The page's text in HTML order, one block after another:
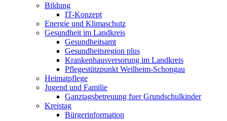
Bildung
IT-Konzept
Energie und Klimaschutz
Gesundheit im Landkreis
Gesundheitsamt
Gesundheitsregion plus
Krankenhausversorung im Landkreis
Pflegestützpunkt Weilheim-Schongau
Heimatpflege
Jugend und Familie
Ganztagsbetreuung fuer Grundschulkinder
Kreistag
Bürgerinformation